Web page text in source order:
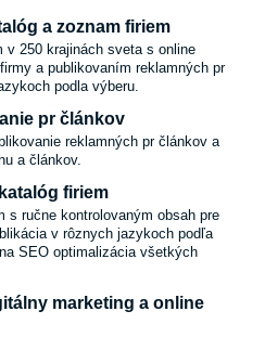
a zoznam firiem
v 250 krajinách sveta s online
a publikovaním reklamných pr
podla výberu.
pr článkov
reklamných pr článkov a
a článkov.
firiem
s ručne kontrolovaným obsah pre
v rôznych jazykoch podľa
SEO optimalizácia všetkých
marketing a online